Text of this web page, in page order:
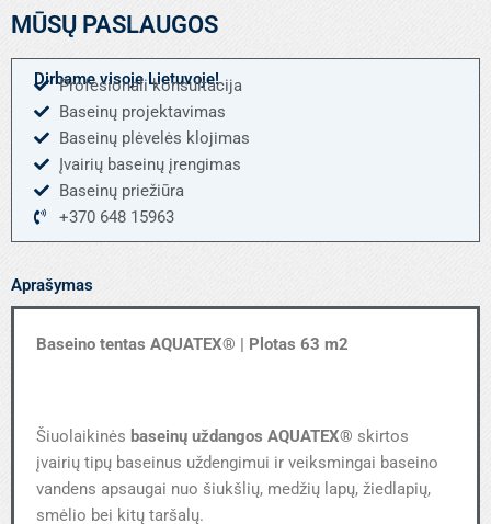
63
MŪSŲ PASLAUGOS
Dirbame visoje Lietuvoje!
Profesionali konsultacija
Baseinų projektavimas
Baseinų plėvelės klojimas
Įvairių baseinų įrengimas
Baseinų priežiūra
+370 648 15963
Aprašymas
Baseino tentas AQUATEX® | Plotas 63 m2
Šiuolaikinės baseinų uždangos AQUATEX® skirtos
įvairių tipų baseinus uždengimui ir veiksmingai baseino
vandens apsaugai nuo šiukšlių, medžių lapų, žiedlapių,
smėlio bei kitų taršalų.